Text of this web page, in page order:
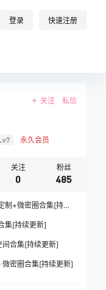
登录 快速注册
关注 私信
永久会员
关注
0
粉丝
485
制+微密圈合集[持续
集[持续更新]
合集[持续更新]
密圈合集[持续更新]